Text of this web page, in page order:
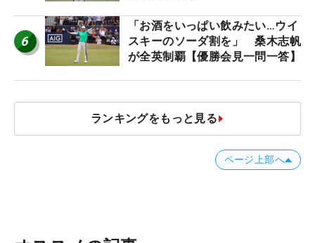
6
「お酒をいっぱい飲みたい…ウイ
スキーのソーダ割を」 桑木志帆
が全英制覇【優勝会見一問一答】
ランキングをもっと見る
ページ上部へ